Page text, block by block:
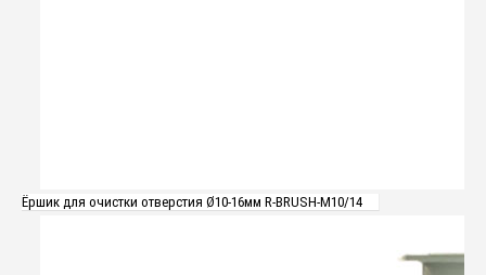
Ёршик для очистки отверстия Ø10-16мм R-BRUSH-M10/14